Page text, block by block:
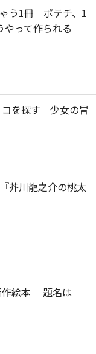
う1冊 ポテチ、1
って作られる
コを探す 少女の冒
芥川龍之介の桃太
作絵本 題名は